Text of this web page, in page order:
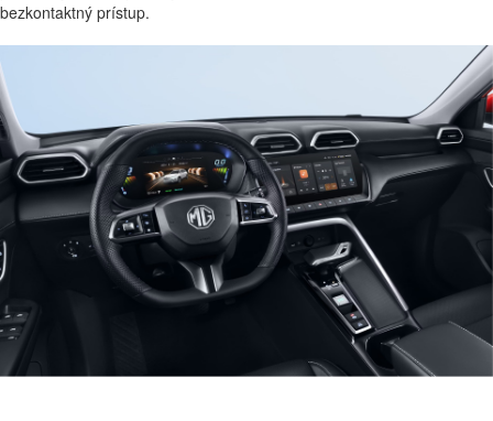
bezkontaktný prístup.